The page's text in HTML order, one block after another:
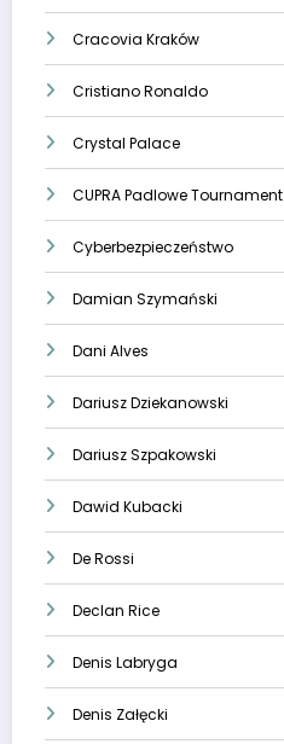
Cracovia Kraków
Cristiano Ronaldo
Crystal Palace
CUPRA Padlowe Tournament
Cyberbezpieczeństwo
Damian Szymański
Dani Alves
Dariusz Dziekanowski
Dariusz Szpakowski
Dawid Kubacki
De Rossi
Declan Rice
Denis Labryga
Denis Załęcki